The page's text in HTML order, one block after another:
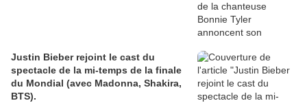
Justin Bieber rejoint le cast du
spectacle de la mi-temps de la finale
du Mondial (avec Madonna, Shakira,
BTS).